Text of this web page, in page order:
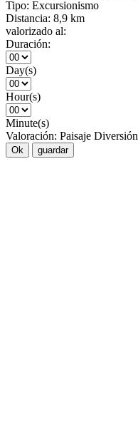
Tipo: Excursionismo
Distancia: 8,9 km
valorizado al:
Duración:
Day(s)
Hour(s)
Minute(s)
Valoración: Paisaje Diversión
Ok guardar